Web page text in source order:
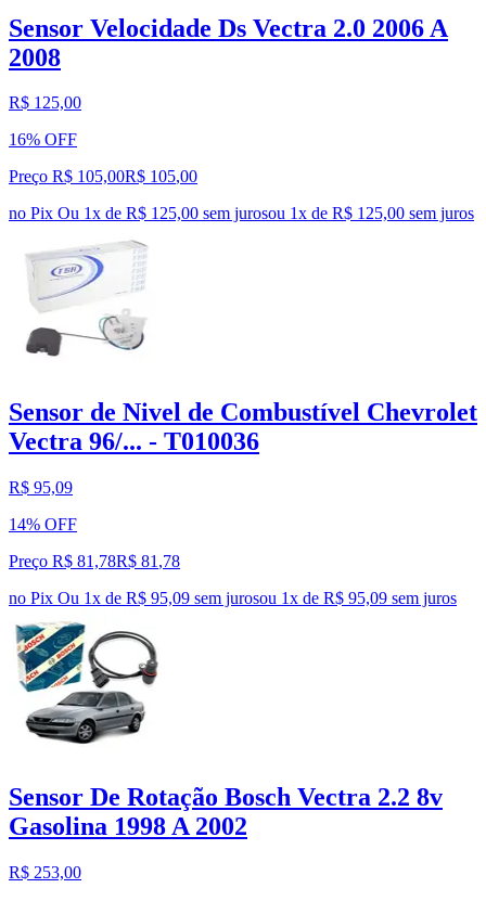
Sensor Velocidade Ds Vectra 2.0 2006 A
2008
R$ 125,00
16% OFF
Preço R$ 105,00R$ 105,00
no Pix Ou 1x de R$ 125,00 sem jurosou 1x de R$ 125,00 sem juros
Sensor de Nivel de Combustível Chevrolet
Vectra 96/... - T010036
R$ 95,09
14% OFF
Preço R$ 81,78R$ 81 ,78
no Pix Ou 1x de R$ 95,09 sem jurosou 1x de R$ 95,09 sem juros
Sensor De Rotação Bosch Vectra 2.2 8v
Gasolina 1998 A 2002
R$ 253,00